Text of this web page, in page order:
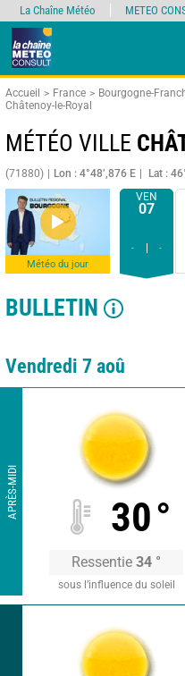
Accueil France Bourgogne-
Châtenoy-le-Royal
MÉTÉO VILLE
(71880) Lon : 4°48’,876 E Lat :
Météo du jour
VEN
07
- -
BULLETIN
Vendredi 7 aoû
APRÈS-MIDI 30°
Ressentie 34 °
sous l’influence du soleil
La Chaîne Météo METEO